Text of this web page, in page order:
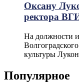
Оксану
ректора
На должности
культуры
Популярное